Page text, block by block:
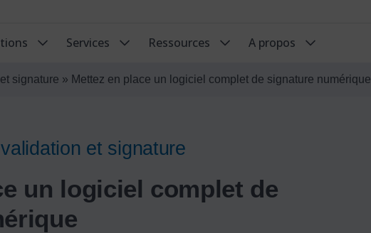
Services Ressources A propos
signature » Mettez en place un logiciel complet de signature numérique
et signature
un logiciel complet de